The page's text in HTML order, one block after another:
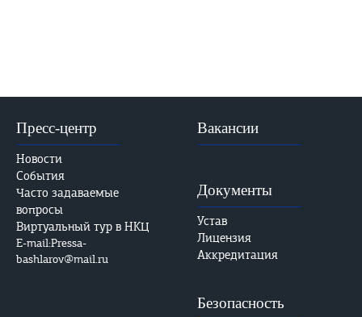
Пресс-центр
Новости
События
Часто задаваемые
вопросы
Виртуальный тур в НКЦ
E-mail:Pressa-
bashlarov@mail.ru
Вакансии
Документы
Устав
Лицензия
Аккредитация
Безопасность